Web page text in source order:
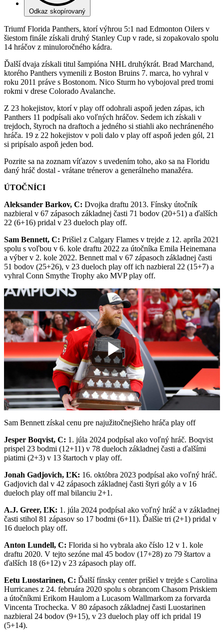
Odkaz skopírovaný
Triumf Florida Panthers, ktorí výhrou 5:1 nad Edmonton Oilers v
šiestom finále získali druhý Stanley Cup v rade, si zopakovalo spolu
14 hráčov z minuloročného kádra.
Ďalší dvaja získali titul šampióna NHL druhýkrát. Brad Marchand,
ktorého Panthers vymenili z Boston Bruins 7. marca, ho vyhral v
roku 2011 práve s Bostonom. Nico Sturm ho vybojoval pred tromi
rokmi v drese Colorado Avalanche.
Z 23 hokejistov, ktorí v play off odohrali aspoň jeden zápas, ich
Panthers 11 podpísali ako voľných hráčov. Sedem ich získali v
trejdoch, štyroch na draftoch a jedného si stiahli ako nechráneného
hráča. 19 z 22 hokejistov v poli dalo v play off aspoň jeden gól, 21
si pripísalo aspoň jeden bod.
Pozrite sa na zoznam víťazov s uvedením toho, ako sa na Floridu
daný hráč dostal - vrátane trénerov a generálneho manažéra.
ÚTOČNÍCI
Aleksander Barkov, C: Dvojka draftu 2013. Fínsky útočník
nazbieral v 67 zápasoch základnej časti 71 bodov (20+51) a ďalších
22 (6+16) pridal v 23 dueloch play off.
Sam Bennett, C: Prišiel z Calgary Flames v trejde z 12. apríla 2021
spolu s voľbou v 6. kole draftu 2022 za útočníka Emila Heinemana
a výber v 2. kole 2022. Bennett mal v 67 zápasoch základnej časti
51 bodov (25+26), v 23 dueloch play off ich nazbieral 22 (15+7) a
vyhral Conn Smythe Trophy ako MVP play off.
Play
Video
Sam Bennett získal cenu pre najužitočnejšieho hráča play off
Jesper Boqvist, C: 1. júla 2024 podpísal ako voľný hráč. Boqvist
prispel 23 bodmi (12+11) v 78 dueloch základnej časti a ďalšími
piatimi (2+3) v 13 štartoch v play off.
Jonah Gadjovich, ĽK: 16. októbra 2023 podpísal ako voľný hráč.
Gadjovich dal v 42 zápasoch základnej časti štyri góly a v 16
dueloch play off mal bilanciu 2+1.
A.J. Greer, ĽK: 1. júla 2024 podpísal ako voľný hráč a v základnej
časti stihol 81 zápasov so 17 bodmi (6+11). Ďalšie tri (2+1) pridal v
16 dueloch play off.
Anton Lundell, C: Florida si ho vybrala ako číslo 12 v 1. kole
draftu 2020. V tejto sezóne mal 45 bodov (17+28) zo 79 štartov a
ďalších 18 (6+12) v 23 zápasoch play off.
Eetu Luostarinen, C: Ďalší fínsky center prišiel v trejde s Carolina
Hurricanes z 24. februára 2020 spolu s obrancom Chasom Priskiem
a útočníkmi Erikom Haulom a Lucasom Wallmarkom za forvarda
Vincenta Trochecka. V 80 zápasoch základnej časti Luostarinen
nazbieral 24 bodov (9+15), v 23 dueloch play off ich pridal 19
(5+14).